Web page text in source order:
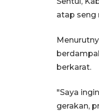
atap seng
berkarat.
"Saya
gerakan,